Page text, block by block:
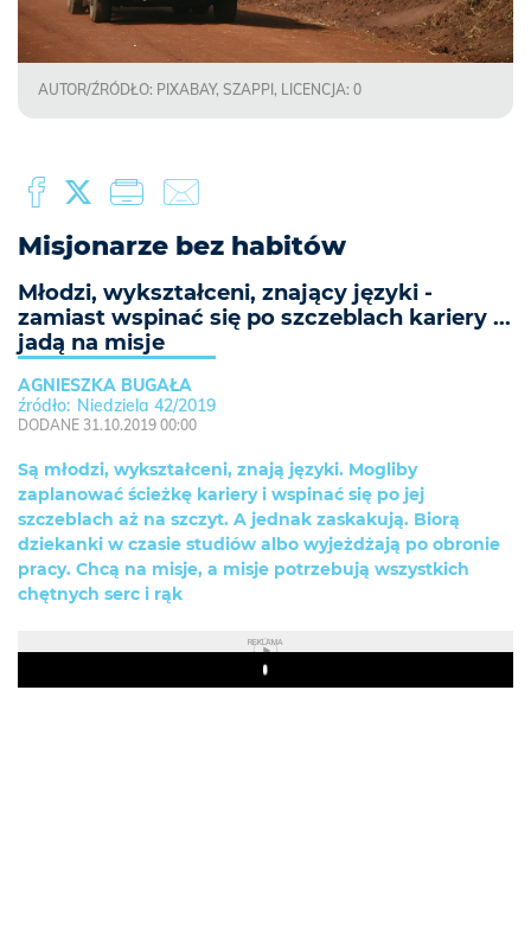
AUTOR/ŹRÓDŁO: PIXABAY, SZAPPI, LICENCJA: 0
Misjonarze bez habitów
Młodzi, wykształceni, znający języki -
zamiast wspinać się po szczeblach kariery ...
jadą na misje
AGNIESZKA BUGAŁA
Niedziela 42/2019
DODANE 31.10.2019 00:00
Są młodzi, wykształceni, znają języki. Mogliby
zaplanować ścieżkę kariery i wspinać się po jej
szczeblach aż na szczyt. A jednak zaskakują. Biorą
dziekanki w czasie studiów albo wyjeżdżają po obronie
pracy. Chcą na misje, a misje potrzebują wszystkich
chętnych serc i rąk
REKLAMA
Play